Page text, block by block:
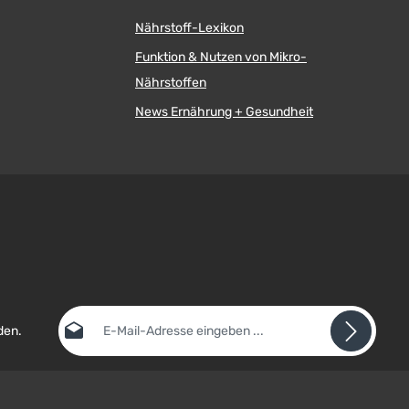
Nährstoff-Lexikon
Funktion & Nutzen von Mikro-
Nährstoffen
News Ernährung + Gesundheit
E-Mail-Adresse*